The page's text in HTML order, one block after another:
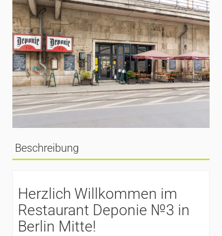
Beschreibung
Herzlich Willkommen im
Restaurant Deponie №3 in
Berlin Mitte!